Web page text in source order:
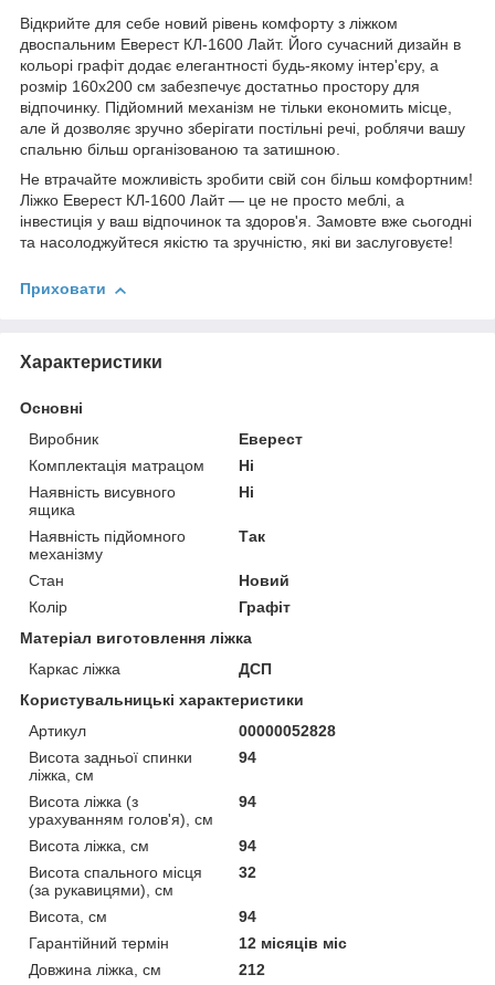
Відкрийте для себе новий рівень комфорту з ліжком
двоспальним Еверест КЛ-1600 Лайт. Його сучасний дизайн в
кольорі графіт додає елегантності будь-якому інтер'єру, а
розмір 160х200 см забезпечує достатньо простору для
відпочинку. Підйомний механізм не тільки економить місце,
але й дозволяє зручно зберігати постільні речі, роблячи вашу
спальню більш організованою та затишною.
Не втрачайте можливість зробити свій сон більш комфортним!
Ліжко Еверест КЛ-1600 Лайт — це не просто меблі, а
інвестиція у ваш відпочинок та здоров'я. Замовте вже сьогодні
та насолоджуйтеся якістю та зручністю, які ви заслуговуєте!
Приховати
Характеристики
Основні
Виробник
Еверест
Комплектація матрацом
Ні
Наявність висувного
ящика
Ні
Наявність підйомного
механізму
Так
Стан
Новий
Колір
Графіт
Матеріал виготовлення ліжка
Каркас ліжка
ДСП
Користувальницькі характеристики
Артикул
00000052828
Висота задньої спинки
ліжка, см
94
Висота ліжка (з
урахуванням голов'я), см
94
Висота ліжка, см
94
Висота спального місця
(за рукавицями), см
32
Висота, см
94
Гарантійний термін
12 місяців міс
Довжина ліжка, см
212